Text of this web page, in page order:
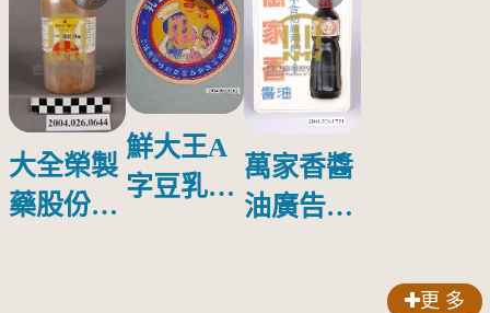
大全榮製
藥股份有
鮮大王A
字豆乳罐
萬家香醬
油廣告塑
更 多